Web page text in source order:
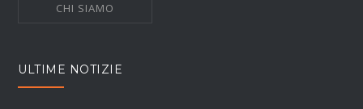
CHI SIAMO
ULTIME NOTIZIE